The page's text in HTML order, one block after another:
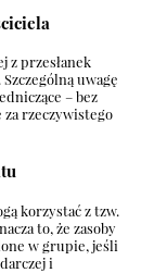
z przesłanek
uwagę
– bez
rzeczywistego
korzystać z tzw.
to, że zasoby
w grupie, jeśli
i